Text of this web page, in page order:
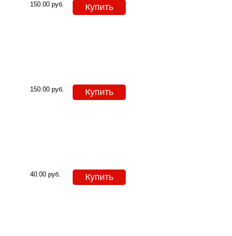
150.00 руб. Купить
150.00 руб. Купить
40.00 руб. Купить